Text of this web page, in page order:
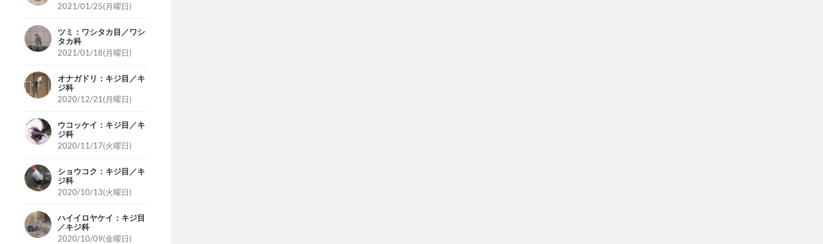
2021/01/25(月曜日)
ツミ：ワシタカ目／ワシ
タカ科
2021/01/18(月曜日)
オナガドリ：キジ目／キ
ジ科
2020/12/21(月曜日)
ウコッケイ：キジ目／キ
ジ科
2020/11/17(火曜日)
ショウコク：キジ目／キ
ジ科
2020/10/13(火曜日)
ハイイロヤケイ：キジ目
／キジ科
2020/10/09(金曜日)